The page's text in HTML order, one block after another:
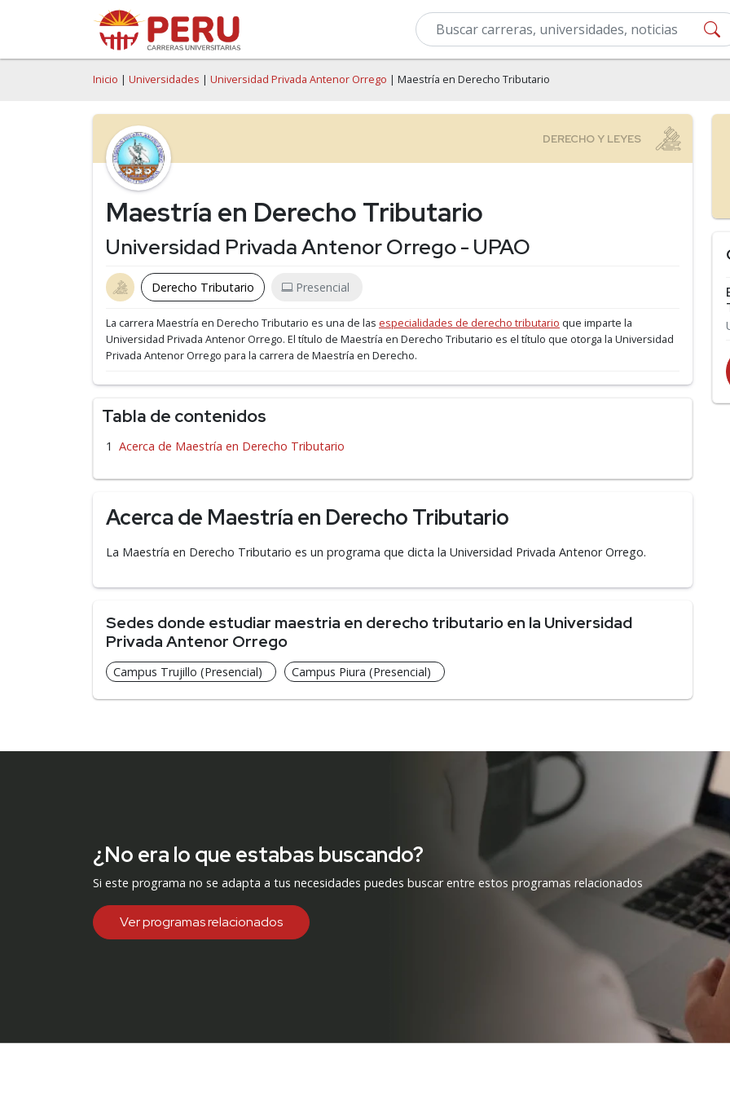
Inicio | Universidades | Universidad Privada Antenor Orrego | Maestría en Derecho Tributario
Maestría en Derecho Tributario
Universidad Privada Antenor Orrego - UPAO
Derecho Tributario Presencial
La carrera Maestría en Derecho Tributario es una de las especialidades de derecho tributario que imparte la
Universidad Privada Antenor Orrego. El título de Maestría en Derecho Tributario es el título que otorga la Universidad
Privada Antenor Orrego para la carrera de Maestría en Derecho.
Tabla de contenidos
Acerca de Maestría en Derecho Tributario
Acerca de Maestría en Derecho Tributario
La Maestría en Derecho Tributario es un programa que dicta la Universidad Privada Antenor Orrego.
Sedes donde estudiar maestria en derecho tributario en la Universidad
Privada Antenor Orrego
Campus Trujillo (Presencial) Campus Piura (Presencial)
¿No era lo que estabas buscando?
Si este programa no se adapta a tus necesidades puedes buscar entre estos programas relacionados
Ver programas relacionados